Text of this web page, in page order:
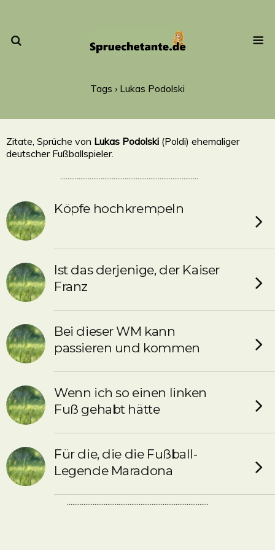
Tags › Lukas Podolski
Zitate, Sprüche von Lukas Podolski (Poldi) ehemaliger
deutscher Fußballspieler.
...........................................................................
Köpfe hochkrempeln
Ist das derjenige, der Kaiser
Franz
Bei dieser WM kann
passieren und kommen
Wenn ich so einen linken
Fuß gehabt hätte
Für die, die die Fußball-
Legende Maradona
.............................................................................